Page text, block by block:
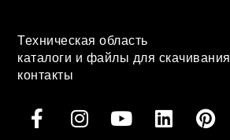
Техническая область
каталоги и файлы для скачивания
контакты